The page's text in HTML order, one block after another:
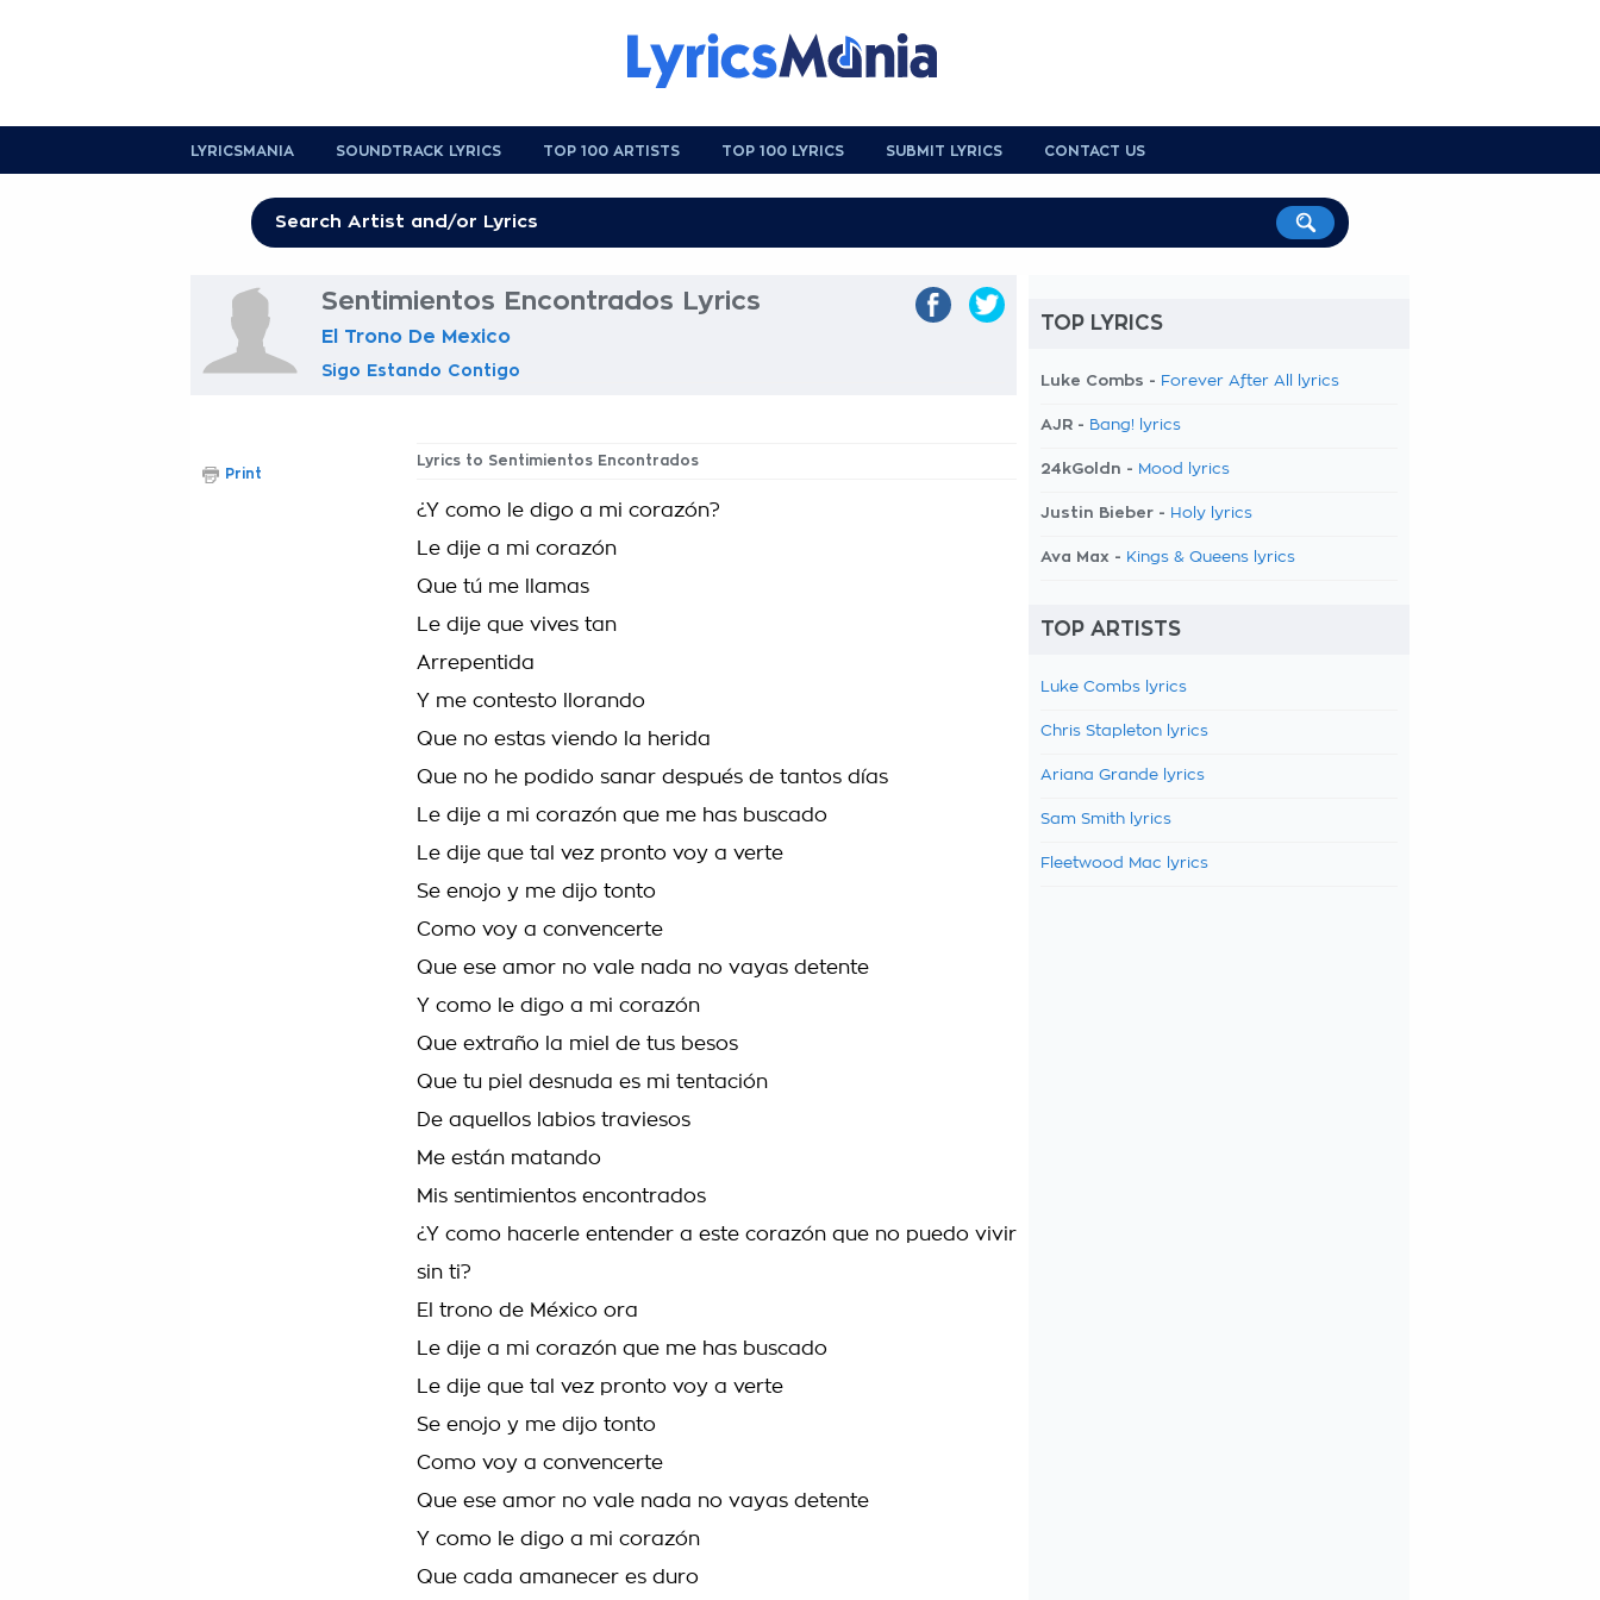
LYRICSMANIA SOUNDTRACK LYRICS TOP 100 ARTISTS TOP 100 LYRICS SUBMIT LYRICS CONTACT US
Sentimientos Encontrados Lyrics
El Trono De Mexico
Sigo Estando Contigo
Lyrics to Sentimientos Encontrados
¿Y como le digo a mi corazón?
Le dije a mi corazón
Que tú me llamas
Le dije que vives tan
Arrepentida
Y me contesto llorando
Que no estas viendo la herida
Que no he podido sanar después de tantos días
Le dije a mi corazón que me has buscado
Le dije que tal vez pronto voy a verte
Se enojo y me dijo tonto
Como voy a convencerte
Que ese amor no vale nada no vayas detente
Y como le digo a mi corazón
Que extraño la miel de tus besos
Que tu piel desnuda es mi tentación
De aquellos labios traviesos
Me están matando
Mis sentimientos encontrados
¿Y como hacerle entender a este corazón que no puedo vivir
sin ti?
El trono de México ora
Le dije a mi corazón que me has buscado
Le dije que tal vez pronto voy a verte
Se enojo y me dijo tonto
Como voy a convencerte
Que ese amor no vale nada no vayas detente
Y como le digo a mi corazón
Que cada amanecer es duro
Print
TOP LYRICS
Luke Combs - Forever After All lyrics
AJR - Bang! lyrics
24kGoldn - Mood lyrics
Justin Bieber - Holy lyrics
Ava Max - Kings & Queens lyrics
TOP ARTISTS
Luke Combs lyrics
Chris Stapleton lyrics
Ariana Grande lyrics
Sam Smith lyrics
Fleetwood Mac lyrics